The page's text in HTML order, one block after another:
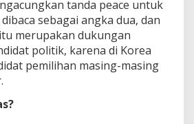
tanda peace untuk
sebagai angka dua, dan
merupakan dukungan
politik, karena di Korea
pemilihan masing-masing